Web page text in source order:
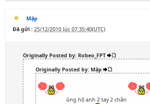
Mập
Đã gửi : 25/12/2010 lúc 07:35:40(UTC)
Originally Posted by: Robeo_FPT
Originally Posted by: Mập
ủng hộ anh 2 tay 2 chân